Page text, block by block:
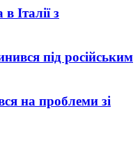
Італії з
під російським
на проблеми зі